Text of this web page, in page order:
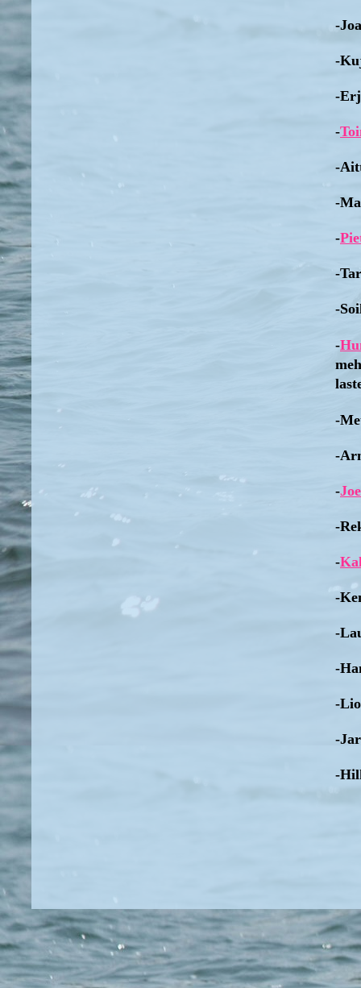
-
-
-
-
-
-
-
-
-
-
-
-
-
-
-
-
-
-
-
-
-